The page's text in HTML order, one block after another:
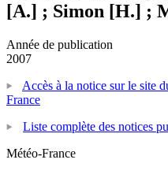
[A.] ; Simon [H.] ;
Année de publication
2007
Accès à la notice sur le site
France
Liste complète des notices
Météo-France